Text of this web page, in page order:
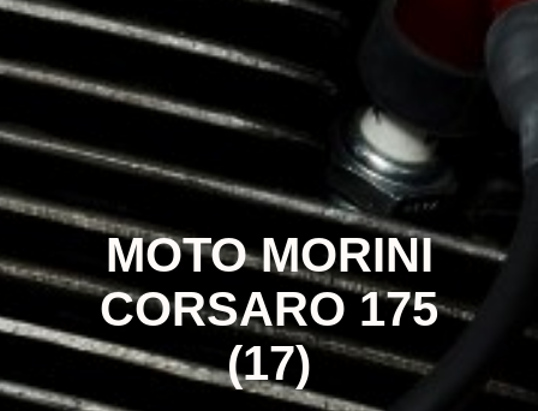
MOTO MORINI
CORSARO 175
(17)